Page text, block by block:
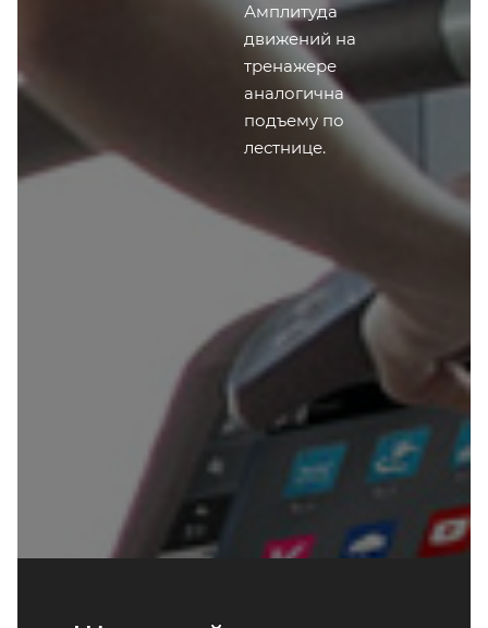
Амплитуда
движений на
тренажере
аналогична
подъему по
лестнице.